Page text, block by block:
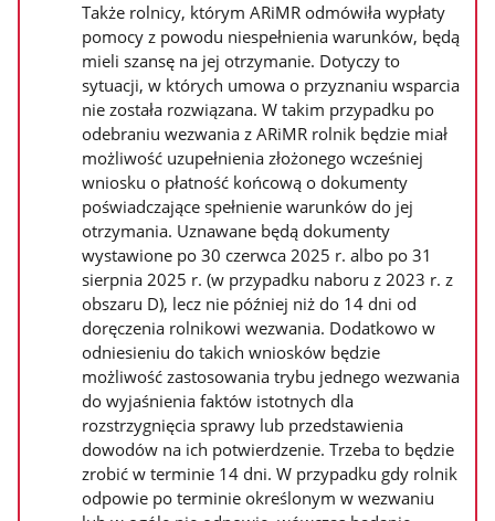
Także rolnicy, którym ARiMR odmówiła wypłaty
pomocy z powodu niespełnienia warunków, będą
mieli szansę na jej otrzymanie. Dotyczy to
sytuacji, w których umowa o przyznaniu wsparcia
nie została rozwiązana. W takim przypadku po
odebraniu wezwania z ARiMR rolnik będzie miał
możliwość uzupełnienia złożonego wcześniej
wniosku o płatność końcową o dokumenty
poświadczające spełnienie warunków do jej
otrzymania. Uznawane będą dokumenty
wystawione po 30 czerwca 2025 r. albo po 31
sierpnia 2025 r. (w przypadku naboru z 2023 r. z
obszaru D), lecz nie później niż do 14 dni od
doręczenia rolnikowi wezwania. Dodatkowo w
odniesieniu do takich wniosków będzie
możliwość zastosowania trybu jednego wezwania
do wyjaśnienia faktów istotnych dla
rozstrzygnięcia sprawy lub przedstawienia
dowodów na ich potwierdzenie. Trzeba to będzie
zrobić w terminie 14 dni. W przypadku gdy rolnik
odpowie po terminie określonym w wezwaniu